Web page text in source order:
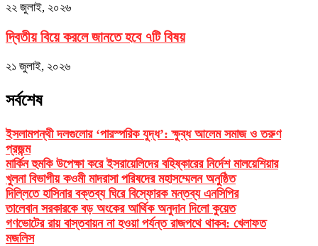
২২ জুলাই, ২০২৬
দ্বিতীয় বিয়ে করলে জানতে হবে ৭টি বিষয়
২১ জুলাই, ২০২৬
সর্বশেষ
ইসলামপন্থী দলগুলোর ‘পারস্পরিক যুদ্ধ’: ক্ষুব্ধ আলেম সমাজ ও তরুণ
প্রজন্ম
মার্কিন হুমকি উপেক্ষা করে ইসরায়েলিদের বহিষ্কারের নির্দেশ মালয়েশিয়ার
খুলনা বিভাগীয় কওমী মাদরাসা পরিষদের মহাসম্মেলন অনুষ্ঠিত
দিল্লিতে হাসিনার বক্তব্য ঘিরে বিস্ফোরক মন্তব্য এনসিপির
তালেবান সরকারকে বড় অংকের আর্থিক অনুদান দিলো কুয়েত
গণভোটের রায় বাস্তবায়ন না হওয়া পর্যন্ত রাজপথে থাকব: খেলাফত
মজলিস